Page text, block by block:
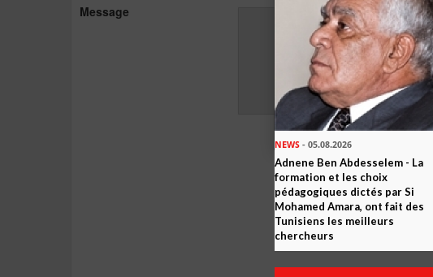
Message
NEWS - 05.08.2026
Adnene Ben Abdesselem - La
formation et les choix
pédagogiques dictés par Si
Mohamed Amara, ont fait des
Tunisiens les meilleurs
chercheurs